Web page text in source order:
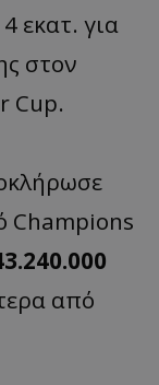
εκατ. για
στον
Cup.
Champions
από